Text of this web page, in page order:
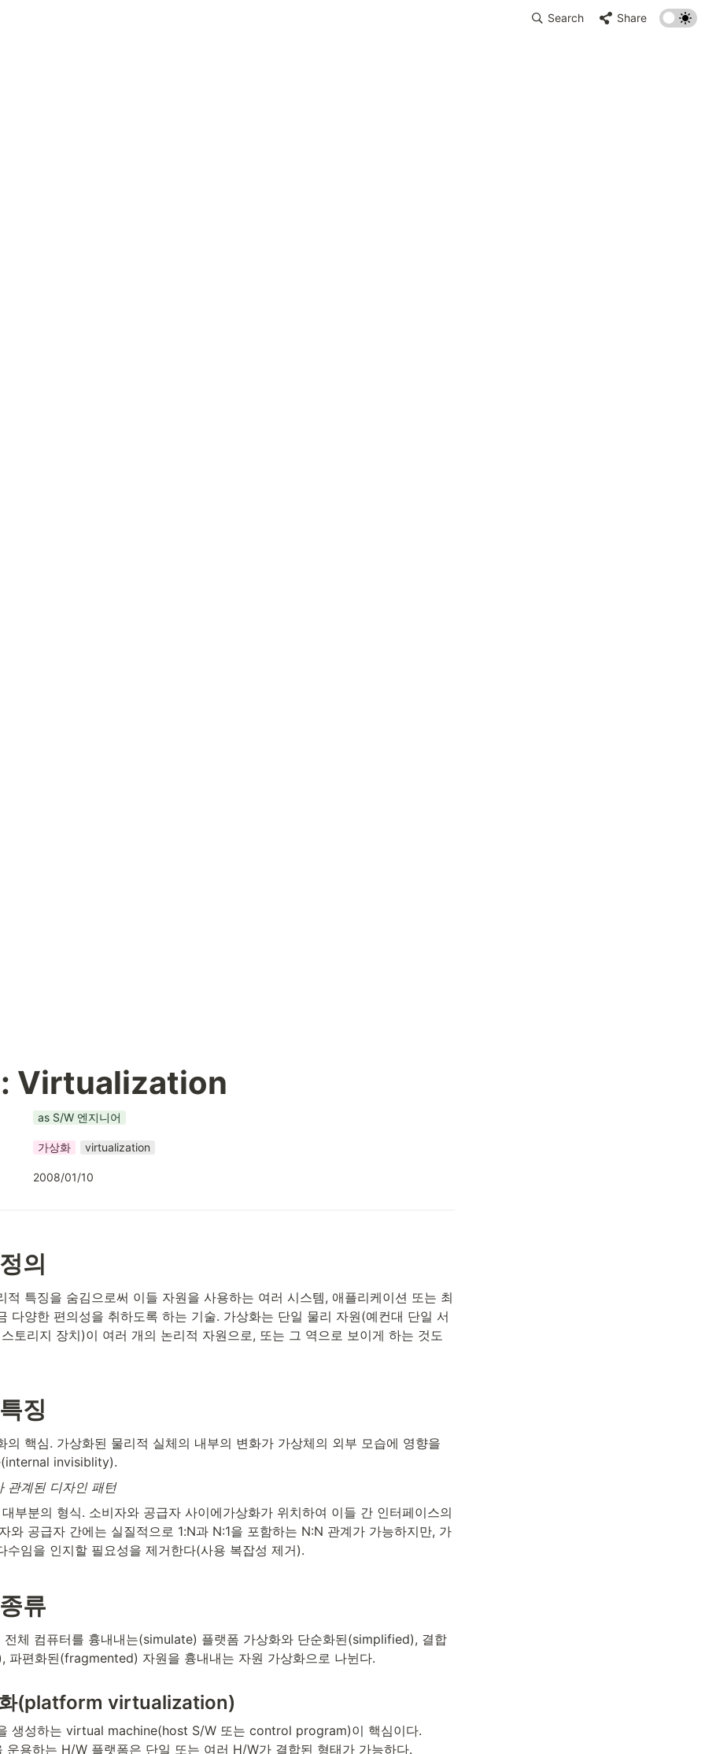
Search Share
: Virtualization
as S/W 엔지니어
가상화 virtualization
2008/01/10
의
적 특징을 숨김으로써 이들 자원을 사용하는 여러 시스템, 애플리케이션 또는 최
다양한 편의성을 취하도록 하는 기술. 가상화는 단일 물리 자원(예컨대 단일 서
토리지 장치)이 여러 개의 논리적 자원으로, 또는 그 역으로 보이게 하는 것도
징
의 핵심. 가상화된 물리적 실체의 내부의 변화가 가상체의 외부 모습에 영향을
invisiblity).
관계된 디자인 패턴
부분의 형식. 소비자와 공급자 사이에가상화가 위치하여 이들 간 인터페이스의
와 공급자 간에는 실질적으로 1:N과 N:1을 포함하는 N:N 관계가 가능하지만, 가
수임을 인지할 필요성을 제거한다(사용 복잡성 제거).
류
전체 컴퓨터를 흉내내는(simulate) 플랫폼 가상화와 단순화된(simplified), 결합
파편화된(fragmented) 자원을 흉내내는 자원 가상화으로 나뉜다.
화(platform virtualization)
생성하는 virtual machine(host S/W 또는 control program)이 핵심이다.
용하는 H/W 플랫폼은 단일 또는 여러 H/W가 결합된 형태가 가능하다.